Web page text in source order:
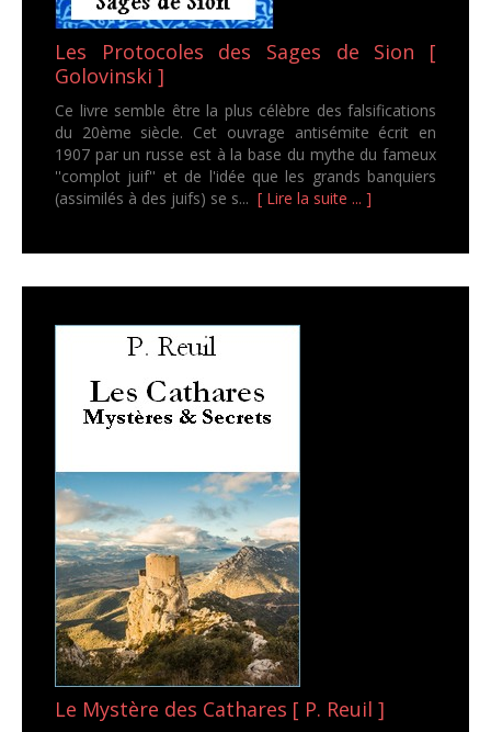
Les Protocoles des Sages de Sion [
Golovinski ]
Ce livre semble être la plus célèbre des falsifications
du 20ème siècle. Cet ouvrage antisémite écrit en
1907 par un russe est à la base du mythe du fameux
''complot juif'' et de l'idée que les grands banquiers
(assimilés à des juifs) se s... [ Lire la suite ... ]
Le Mystère des Cathares [ P. Reuil ]